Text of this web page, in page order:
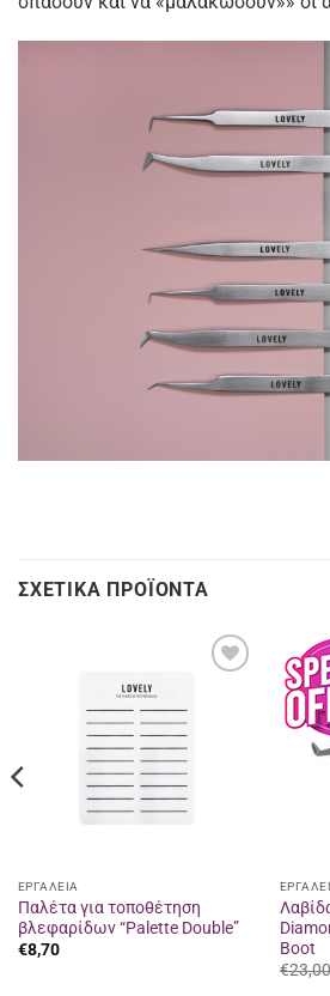
ΣΧΕΤΙΚΆ ΠΡΟΪΌΝΤΑ
αγαπημένα
ΕΡΓΑΛΕΙΑ
Παλέτα για τοποθέτηση
βλεφαρίδων “Palette Double”
€8,70
Boot
€23,00